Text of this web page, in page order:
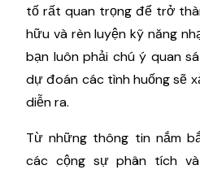
tố rất quan trọng để trở
hữu và rèn luyện kỹ năng
bạn luôn phải chú ý quan
dự đoán các tình huống sẽ
diễn ra.
Từ những thông tin nắm
các cộng sự phân tích